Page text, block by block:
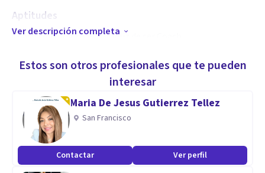
Aptitudes
Coach Ontologico,estoy feliz de ser Coach.
Ver descripción completa
Estos son otros profesionales que te pueden
interesar
Maria De Jesus Gutierrez Tellez
San Francisco
Contactar Ver perfil